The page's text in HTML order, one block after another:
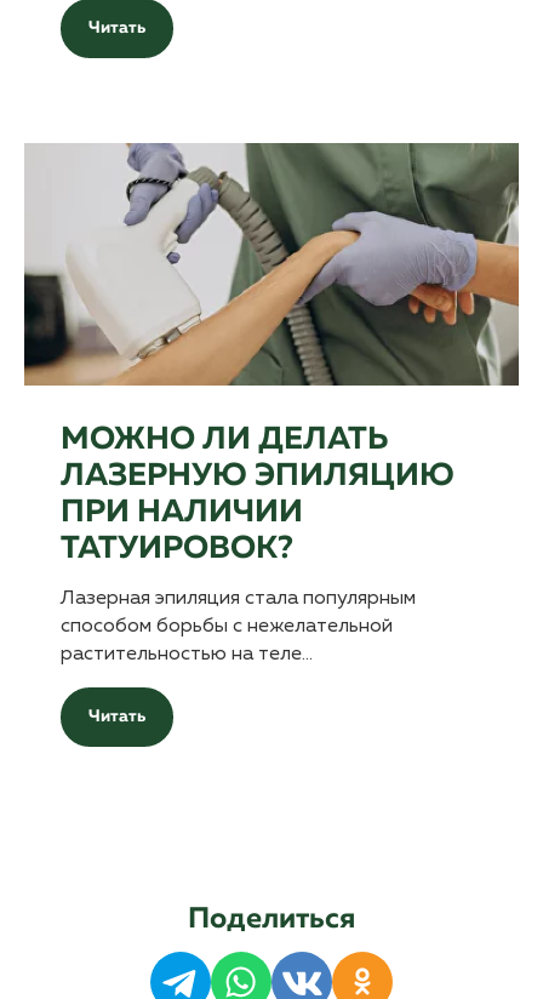
Читать
МОЖНО ЛИ ДЕЛАТЬ
ЛАЗЕРНУЮ ЭПИЛЯЦИЮ
ПРИ НАЛИЧИИ
ТАТУИРОВОК?
Лазерная эпиляция стала популярным
способом борьбы с нежелательной
растительностью на теле…
Читать
Поделиться